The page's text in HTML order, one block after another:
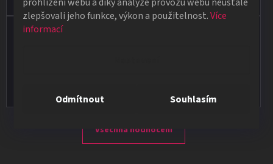
zlepšovali jeho funkce, výkon a použitelnost.Více
informací
Odmítnout Souhlasím
Vladimír Jirsák
Všechna hodnocení